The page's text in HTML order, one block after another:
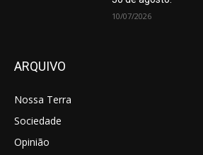
10/07/2026
ARQUIVO
Nossa Terra
Sociedade
Opinião